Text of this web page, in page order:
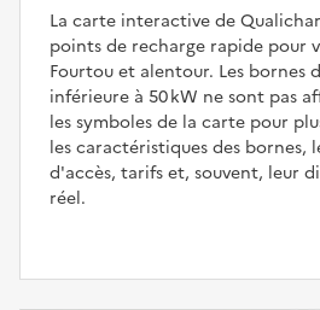
La carte interactive de
points de recharge rapide pour
Fourtou et alentour. Les bornes
inférieure à 50 kW ne sont pas
les symboles de la carte pour
les caractéristiques des bornes,
d'accès, tarifs et, souvent, leur
réel.